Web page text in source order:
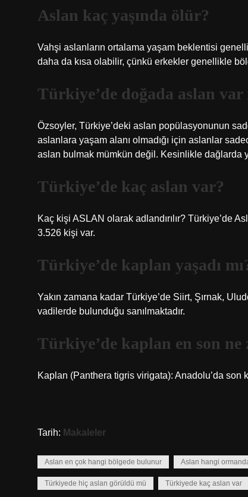
Aslan kaç yaşında ölür?
Vahşi aslanların ortalama yaşam beklentisi
daha da kısa olabilir, çünkü erkekler genellikle
Türkiye’de doğada aslan var
Özsoyler, Türkiye’deki aslan popülasyonunun
aslanlara yaşam alanı olmadığı için aslanlar
aslan bulmak mümkün değil. Kesinlikle dağlarda
Türkiye’de kaç aslan var?
Kaç kişi ASLAN olarak adlandırılır? Türkiye’de
3.526 kişi var.
Türkiye’de kaplan yaşadı
Yakın zamana kadar Türkiye’de Siirt, Şırnak,
vadilerde bulunduğu sanılmaktadır.
Türkiye’de kaplan en son
Kaplan (Panthera tigris virigata): Anadolu’da son
Tarih: Makaleler
Aslan en çok hangi bölgede bulunur Aslan hangi
Türkiyede hiç aslan görüldü mü Türkiyede kaç aslan var